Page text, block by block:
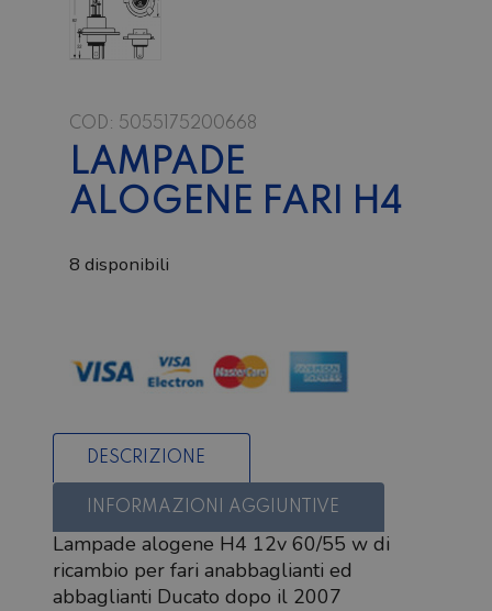
COD: 5055175200668
LAMPADE
ALOGENE FARI H4
8 disponibili
Fari
quantità
DESCRIZIONE
INFORMAZIONI AGGIUNTIVE
Lampade alogene H4 12v 60/55 w di
ricambio per fari anabbaglianti ed
abbaglianti Ducato dopo il 2007